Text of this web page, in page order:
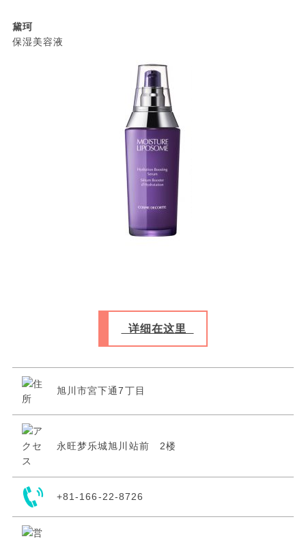
黛珂
保湿美容液
详细在这里
旭川市宮下通7丁目
永旺梦乐城旭川站前 2楼
+81-166-22-8726